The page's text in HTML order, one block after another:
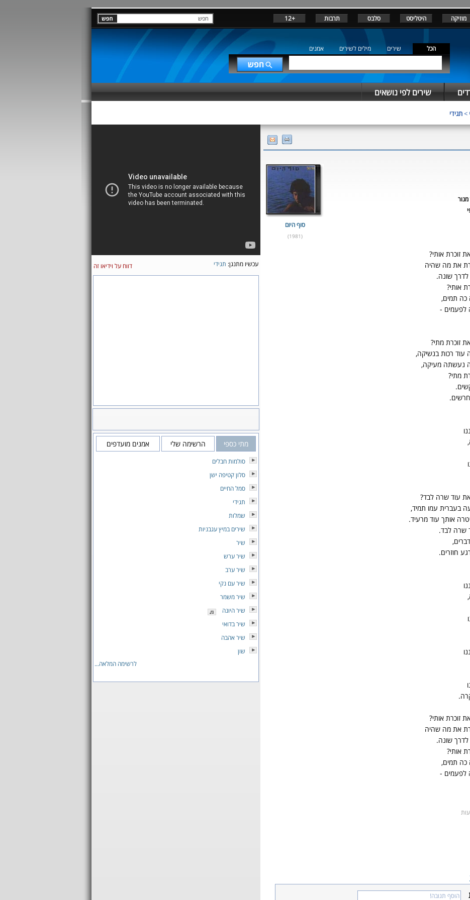
מוזיקה היטליסט סלבס תרבות +12
הכל שירים מילים לשירים אמנים
שירים לפי נושאים
>תגידי
זוכרת אותי?
את מה שהיה
לדרך שונה.
אותי?
תמים,
לפעמים -
זוכרת מתי?
עוד רכות בנשיקה,
נעשתה מעיקה,
מתי?
חרשים.
עוד שרה לבד?
בעברית עמו תמיד,
אותך עוד מרעיד.
שרה לבד.
חוזרים.
זוכרת אותי?
את מה שהיה
לדרך שונה.
אותי?
תמים,
לפעמים -
סוף היום
(1981)
עכשיו מתנגן: תגידי דווח על וידיאו זה
מתי כספי הרשימה שלי אמנים מועדפים
סולמות חבלים
סלון קטיפה ישן
סמל החיים
תגידי
שמלות
שירים במיץ עגבניות
שיר
שיר ערש
שיר ערב
שיר עם נקי
שיר משמר
שיר היונה
שיר בדואי
שיר אהבה
שון
לרשימה המלאה...